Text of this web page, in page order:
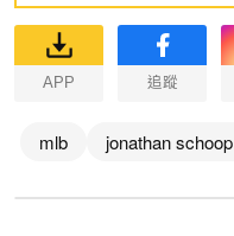
APP 追蹤
mlb jonathan schoop